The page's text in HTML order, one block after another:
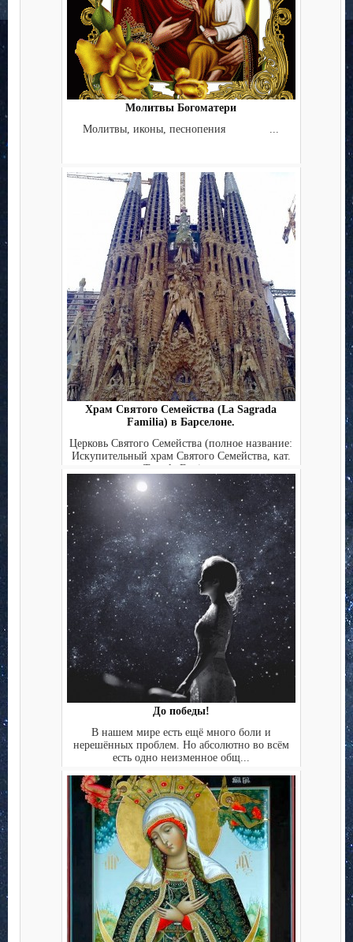
Молитвы Богоматери
Молитвы, иконы, песнопения ...
Храм Святого Семейства (La Sagrada
Familia) в Барселоне.
Церковь Святого Семейства (полное название:
Искупительный храм Святого Семейства, кат.
Temple Expiat...
До победы!
В нашем мире есть ещё много боли и
нерешённых проблем. Но абсолютно во всём
есть одно неизменное общ...